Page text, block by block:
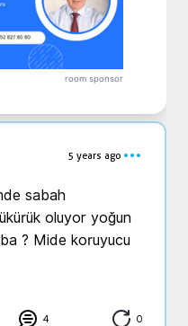
room sponsor
5 years ago
sabah
oluyor yoğun
? Mide koruyucu
4 0